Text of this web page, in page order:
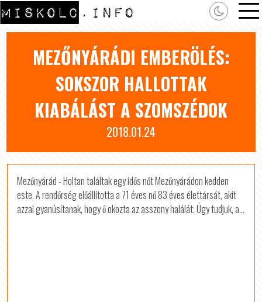
MEZŐNYÁRÁDI EMBERÖLÉS:
SOKSZOR HALLOTTAK
KIABÁLÁST A SZOMSZÉDOK
2018.01.24
Mezőnyárád - Holtan találtak egy idős nőt Mezőnyárádon kedden
este. A rendőrség előállította a 71 éves nő 83 éves élettársát, akit
azzal gyanúsítanak, hogy ő okozta az asszony halálát. Úgy tudjuk, a...